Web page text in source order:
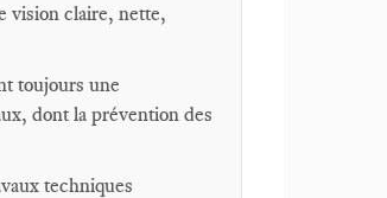
vision claire, nette,
toujours une
dont la prévention des
techniques